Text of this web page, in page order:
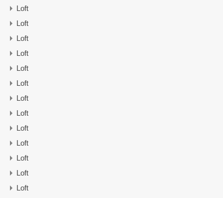
Loft
Loft
Loft
Loft
Loft
Loft
Loft
Loft
Loft
Loft
Loft
Loft
Loft